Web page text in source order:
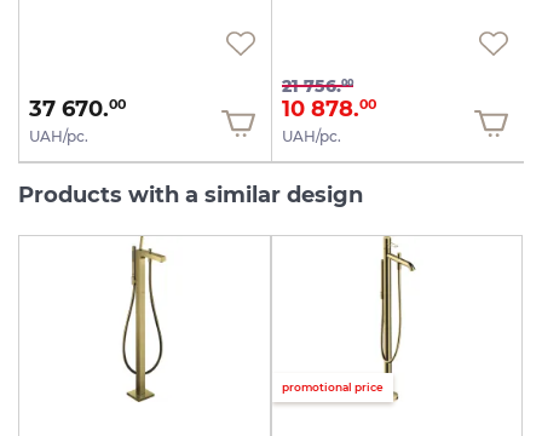
37 670.00
UAH/pc.
21 756.00
10 878.00
UAH/pc.
Products with a similar design
promotional price